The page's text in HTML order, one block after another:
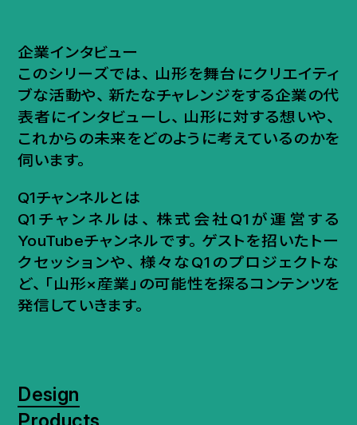
企業インタビュー
このシリーズでは、 山形を舞台にクリエイティ
ブな活動や、 新たなチャレンジをする企業の代
表者にインタビューし、 山形に対する想いや、
これからの未来をどのように考えているのかを
伺います。
Q1チャンネルとは
Q1チャンネルは 、 株式会社Q1が運営する
YouTubeチャンネルです。 ゲストを招いたトー
クセッションや、 様々なQ1のプロジェクトな
ど、 「山形×産業」の可能性を探るコンテンツを
発信していきます。
Design